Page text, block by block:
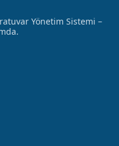
Yönetim Sistemi –